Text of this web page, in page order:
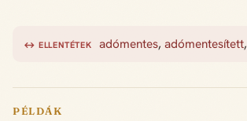
↔ ELLENTÉTEK adómentes,adómentesített,
PÉLDÁK